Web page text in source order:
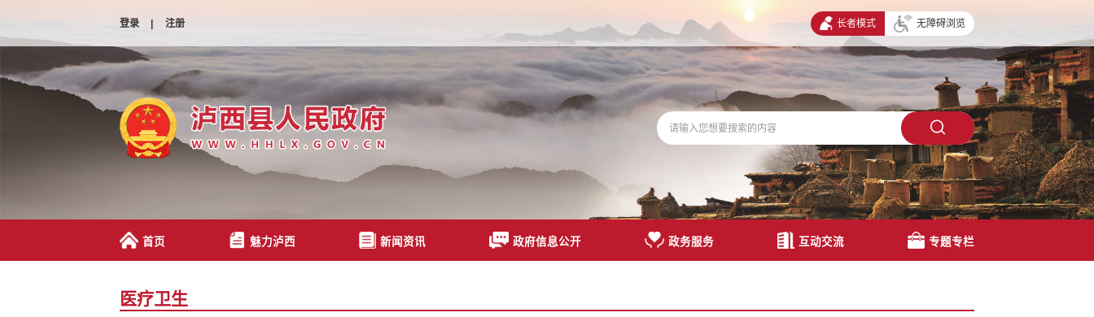
登录 | 注册 长者模式 无障碍浏览
首页 魅力泸西 新闻资讯 政府信息公开 政务服务 互动交流 专题专栏
医疗卫生